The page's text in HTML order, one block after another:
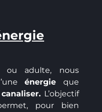
ou adulte, nous
énergie que
L’objectif
pour bien